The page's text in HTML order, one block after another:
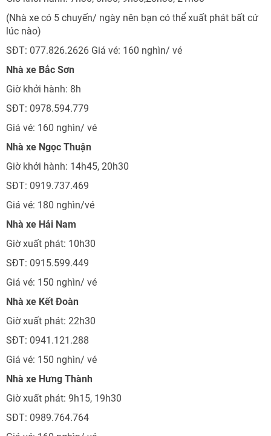
(Nhà xe có 5 chuyến/ ngày nên bạn có thể xuất phát bất cứ
lúc nào)
SĐT: 077.826.2626 Giá vé: 160 nghìn/ vé
Nhà xe Bắc Sơn
Giờ khởi hành: 8h
SĐT: 0978.594.779
Giá vé: 160 nghìn/ vé
Nhà xe Ngọc Thuận
Giờ khởi hành: 14h45, 20h30
SĐT: 0919.737.469
Giá vé: 180 nghìn/vé
Nhà xe Hải Nam
Giờ xuất phát: 10h30
SĐT: 0915.599.449
Giá vé: 150 nghìn/ vé
Nhà xe Kết Đoàn
Giờ xuất phát: 22h30
SĐT: 0941.121.288
Giá vé: 150 nghìn/ vé
Nhà xe Hưng Thành
Giờ xuất phát: 9h15, 19h30
SĐT: 0989.764.764